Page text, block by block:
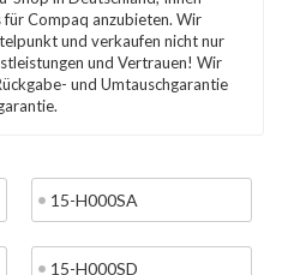
Compaq anzubieten. Wir
und verkaufen nicht nur
und Vertrauen! Wir
und Umtauschgarantie
15-H000SA
15-H000SD